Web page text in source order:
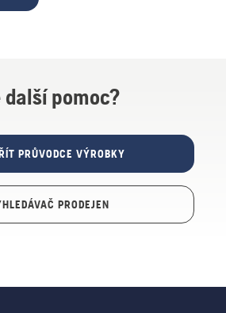
pomoc?
PRŮVODCE VÝROBKY
PRODEJEN